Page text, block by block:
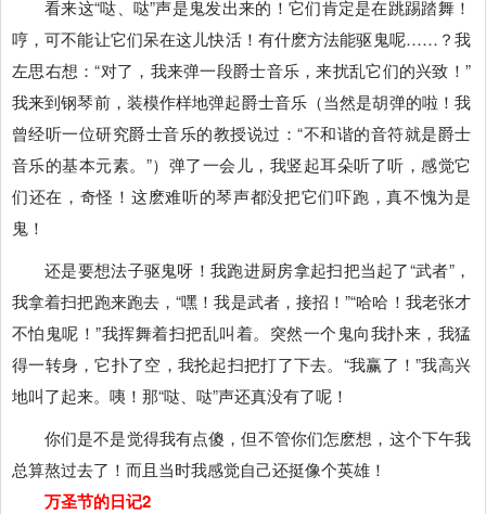
看来这“哒、哒”声是鬼发出来的！它们肯定是在跳踢踏舞！
哼，可不能让它们呆在这儿快活！有什麽方法能驱鬼呢……？我
左思右想：“对了，我来弹一段爵士音乐，来扰乱它们的兴致！”
我来到钢琴前，装模作样地弹起爵士音乐（当然是胡弹的啦！我
曾经听一位研究爵士音乐的教授说过：“不和谐的音符就是爵士
音乐的基本元素。”）弹了一会儿，我竖起耳朵听了听，感觉它
们还在，奇怪！这麽难听的琴声都没把它们吓跑，真不愧为是
鬼！
还是要想法子驱鬼呀！我跑进厨房拿起扫把当起了“武者”，
我拿着扫把跑来跑去，“嘿！我是武者，接招！”“哈哈！我老张才
不怕鬼呢！”我挥舞着扫把乱叫着。突然一个鬼向我扑来，我猛
得一转身，它扑了空，我抡起扫把打了下去。“我赢了！”我高兴
地叫了起来。咦！那“哒、哒”声还真没有了呢！
你们是不是觉得我有点傻，但不管你们怎麽想，这个下午我
总算熬过去了！而且当时我感觉自己还挺像个英雄！
万圣节的日记2